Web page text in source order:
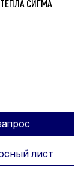
СИГМА
лист